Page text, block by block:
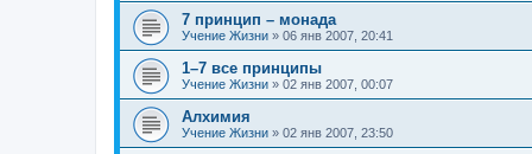
7 принцип – монада
Учение Жизни » 06 янв 2007, 20:41
1–7 все принципы
Учение Жизни » 02 янв 2007, 00:07
Алхимия
Учение Жизни » 02 янв 2007, 23:50